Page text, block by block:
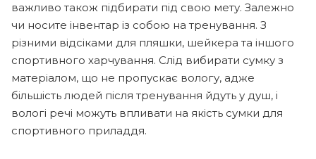
важливо також підбирати під свою мету. Залежно
чи носите інвентар із собою на тренування. З
різними відсіками для пляшки, шейкера та іншого
спортивного харчування. Слід вибирати сумку з
матеріалом, що не пропускає вологу, адже
більшість людей після тренування йдуть у душ, і
вологі речі можуть впливати на якість сумки для
спортивного приладдя.